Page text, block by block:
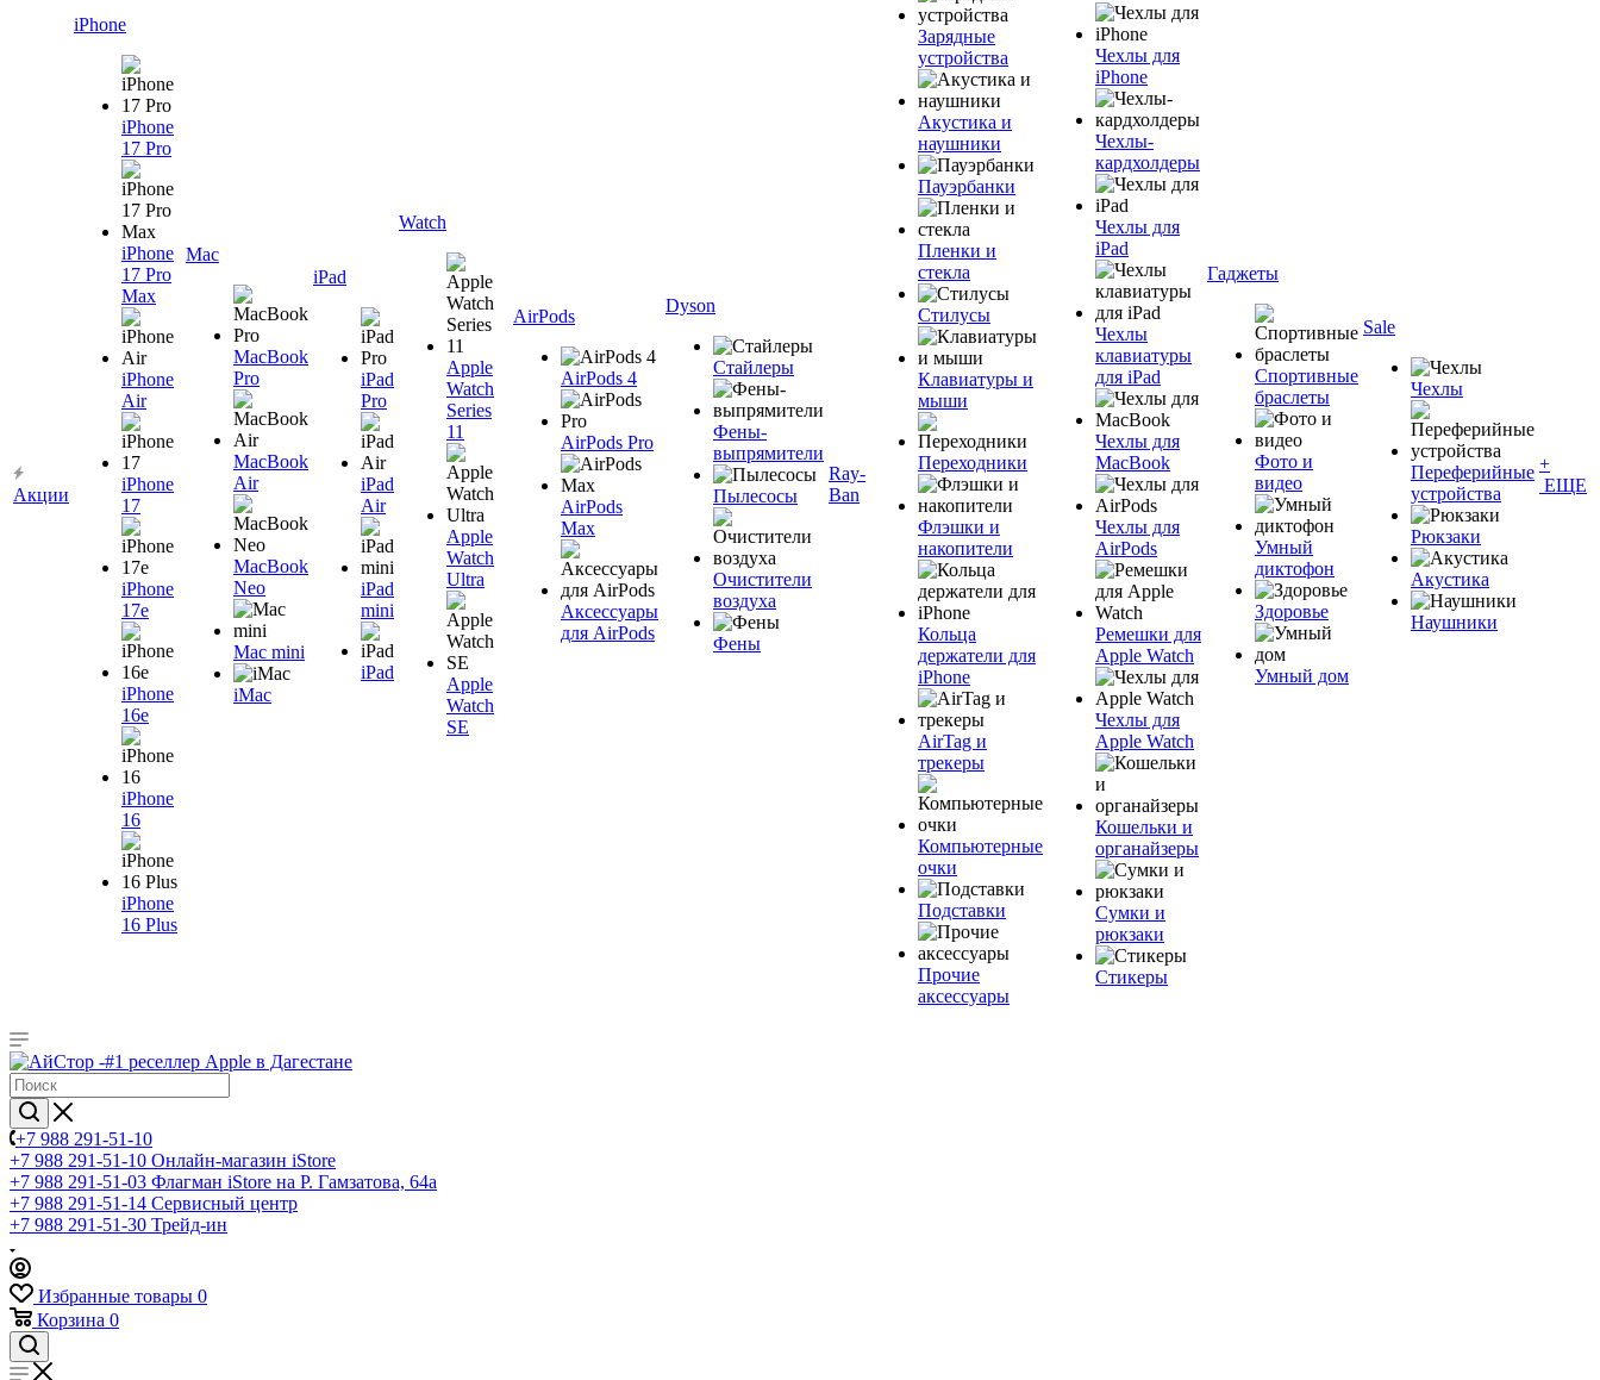
Акции
iPhone
iPhone
17 Pro
iPhone
17 Pro
Max
iPhone
Air
iPhone
17
iPhone
17e
iPhone
16e
iPhone
16
iPhone
16 Plus
Mac
MacBook
Pro
MacBook
Air
MacBook
Neo
Mac mini
iMac
iPad
iPad
Pro
iPad
Air
iPad
mini
iPad
Watch
Apple
Watch
Series
11
Apple
Watch
Ultra
Apple
Watch
SE
AirPods
AirPods 4
AirPods Pro
AirPods
Max
Аксессуары
для AirPods
Dyson
Стайлеры
Фены-
выпрямители
Пылесосы
Очистители
воздуха
Фены
Ray-
Ban
Зарядные
устройства
Акустика и
наушники
Пауэрбанки
Пленки и
стекла
Стилусы
Клавиатуры и
мыши
Переходники
Флэшки и
накопители
Кольца
держатели для
iPhone
AirTag и
трекеры
Компьютерные
очки
Подставки
Прочие
аксессуары
Чехлы для
iPhone
Чехлы-
кардхолдеры
Чехлы для
iPad
Чехлы
клавиатуры
для iPad
Чехлы для
MacBook
Чехлы для
AirPods
Ремешки для
Apple Watch
Чехлы для
Apple Watch
Кошельки и
органайзеры
Сумки и
рюкзаки
Стикеры
Гаджеты
Спортивные
браслеты
Фото и
видео
Умный
диктофон
Здоровье
Умный дом
Sale
Чехлы
Переферийные
устройства
Рюкзаки
Акустика
Наушники
+
ЕЩЕ
+7 988 291-51-10
+7 988 291-51-10 Онлайн-магазин iStore
+7 988 291-51-03 Флагман iStore на Р. Гамзатова, 64а
+7 988 291-51-14 Сервисный центр
+7 988 291-51-30 Трейд-ин
Избранные товары 0
Корзина 0